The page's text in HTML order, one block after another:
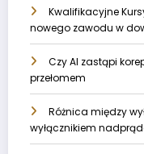
Kwalifikacyjne
nowego zawodu w
Czy AI zastąpi
przełomem
Różnica między
wyłącznikiem